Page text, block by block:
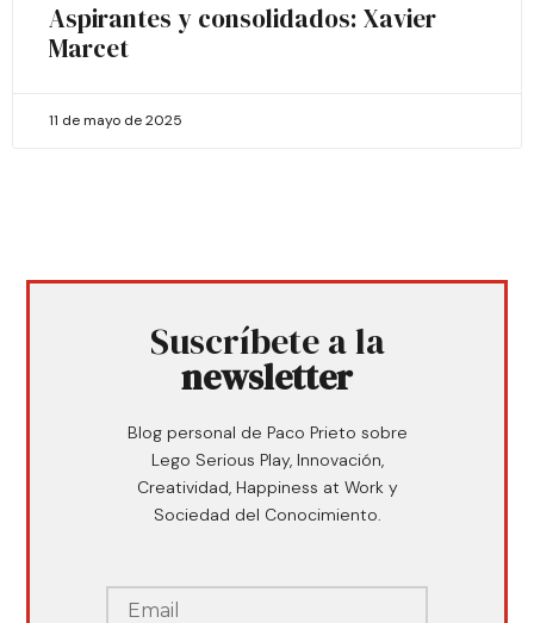
Aspirantes y consolidados: Xavier
Marcet
11 de mayo de 2025
Suscríbete a la
newsletter
Blog personal de Paco Prieto sobre
Lego Serious Play, Innovación,
Creatividad, Happiness at Work y
Sociedad del Conocimiento.